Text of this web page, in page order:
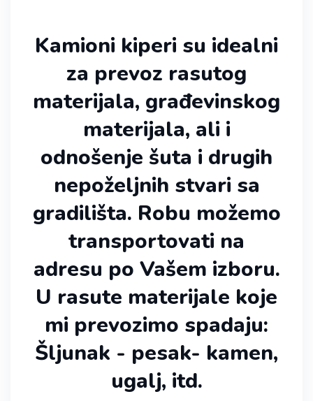
Kamioni kiperi su idealni
za prevoz rasutog
materijala, građevinskog
materijala, ali i
odnošenje šuta i drugih
nepoželjnih stvari sa
gradilišta. Robu možemo
transportovati na
adresu po Vašem izboru.
U rasute materijale koje
mi prevozimo spadaju:
Šljunak - pesak- kamen,
ugalj, itd.